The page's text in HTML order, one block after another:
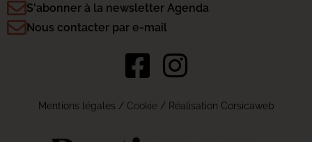
S'abonner à la newsletter Agenda
Nous contacter par e-mail
Mentions légales / Cookie/ Réalisation Corsicaweb